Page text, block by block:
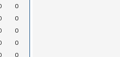
0
0
0
0
0